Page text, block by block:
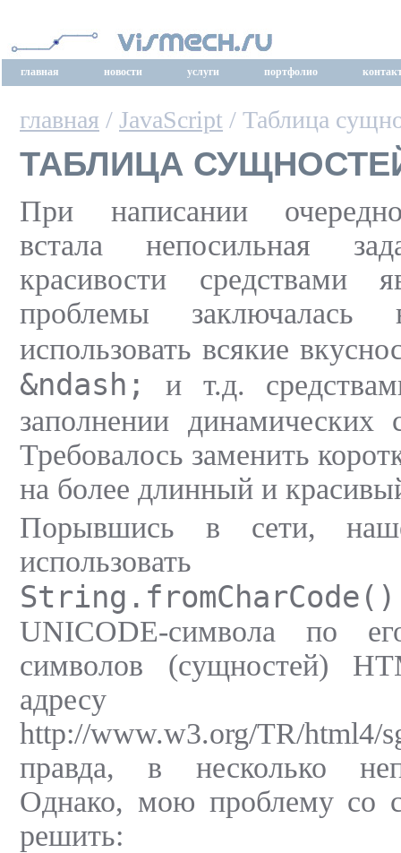
главная новости услуги портфолио
главная / JavaScript / Таблица
ТАБЛИЦА СУЩНОСТЕЙ
При написании
встала непосильная
красивости средствами
проблемы
использовать всякие
&ndash;
и т.д.
заполнении динамических
Требовалось заменить
на более длинный и
Порывшись в сети,
String.fromCharCode()
UNICODE-символа по
символов (сущностей)
адресу
http://www.w3.org/TR/
правда, в несколько
Однако, мою проблему со
решить: